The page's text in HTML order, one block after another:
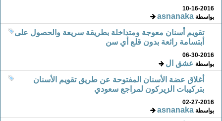
10-16-2016
بواسطةasnanaka
تقويم أسنان معوجة ومتداخلة بطريقة سريعة والحصول على
أبتسامة رائعة بدون قلع أي سن
06-30-2016
بواسطةعشق ال
أغلاق عضة الأسنان المفتوحة عن طريق تقويم الأسنان
بتركيبات الزيركون لمراجع سعودي
02-27-2016
بواسطةasnanaka